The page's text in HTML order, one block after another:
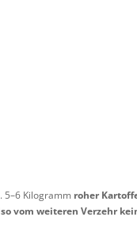
5–6 Kilogramm roher
vom weiteren Verzehr